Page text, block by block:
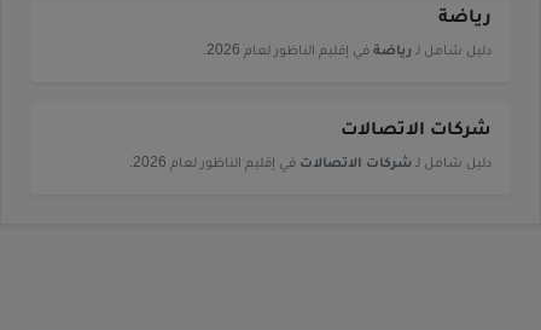
رياضة
دليل شامل لـ رياضة في إقليم الناظور لعام 2026.
شركات الاتصالات
دليل شامل لـ شركات الاتصالات في إقليم الناظور لعام 2026.